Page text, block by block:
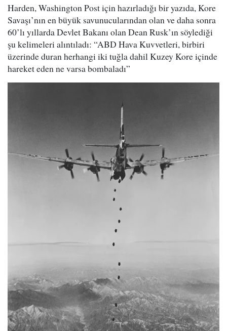
Harden, Washington Post için hazırladığı bir yazıda, Kore
Savaşı’nın en büyük savunucularından olan ve daha sonra
60’lı yıllarda Devlet Bakanı olan Dean Rusk’ın söylediği
şu kelimeleri alıntıladı: “ABD Hava Kuvvetleri, birbiri
üzerinde duran herhangi iki tuğla dahil Kuzey Kore içinde
hareket eden ne varsa bombaladı”